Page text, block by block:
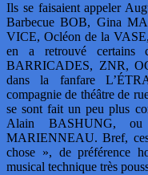
Ils se faisaient appeler
Barbecue BOB, Gina
VICE, Ocléon de la
en a retrouvé certains
BARRICADES, ZNR,
dans la fanfare
compagnie de théâtre de
se sont fait un peu plus
Alain BASHUNG,
MARIENNEAU. Bref,
chose », de préférence
musical technique très